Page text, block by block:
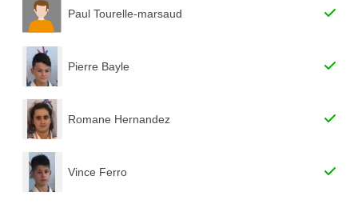
Paul Tourelle-marsaud
Pierre Bayle
Romane Hernandez
Vince Ferro